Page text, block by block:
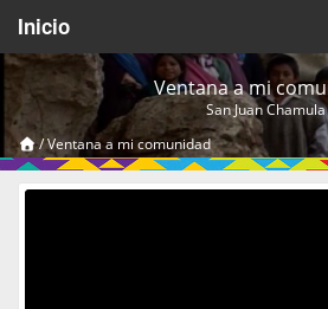
Inicio
Acerca de
Videos Temáticos
Cerrar Sesión
Ventana a mi
San Juan Chamula
/Ventana a mi comunidad